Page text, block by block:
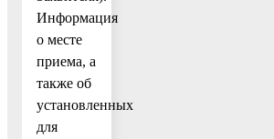
Информация
о месте
приема, а
также об
установленных
для